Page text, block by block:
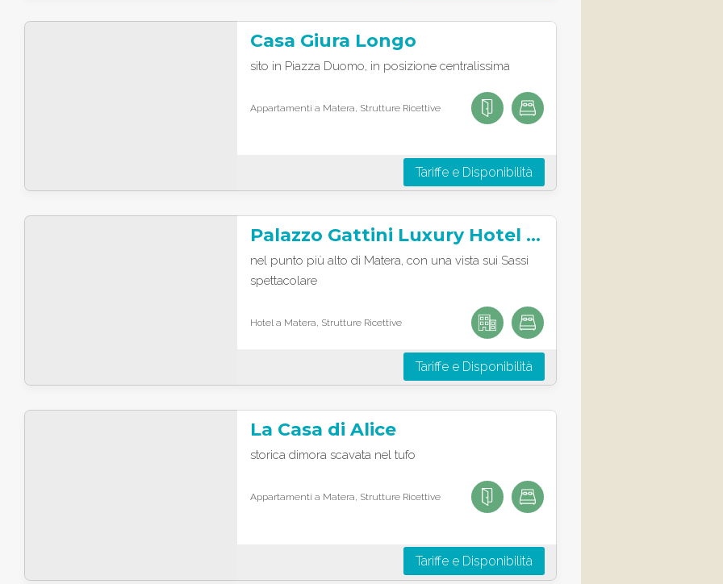
Casa Giura Longo
sito in Piazza Duomo, in posizione centralissima
Appartamenti a Matera, Strutture Ricettive
Tariffe e Disponibilità
Palazzo Gattini Luxury Hotel Matera
nel punto più alto di Matera, con una vista sui Sassi
spettacolare
Hotel a Matera, Strutture Ricettive
Tariffe e Disponibilità
La Casa di Alice
storica dimora scavata nel tufo
Appartamenti a Matera, Strutture Ricettive
Tariffe e Disponibilità